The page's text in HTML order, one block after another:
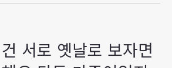
서로 옛날로 보자면